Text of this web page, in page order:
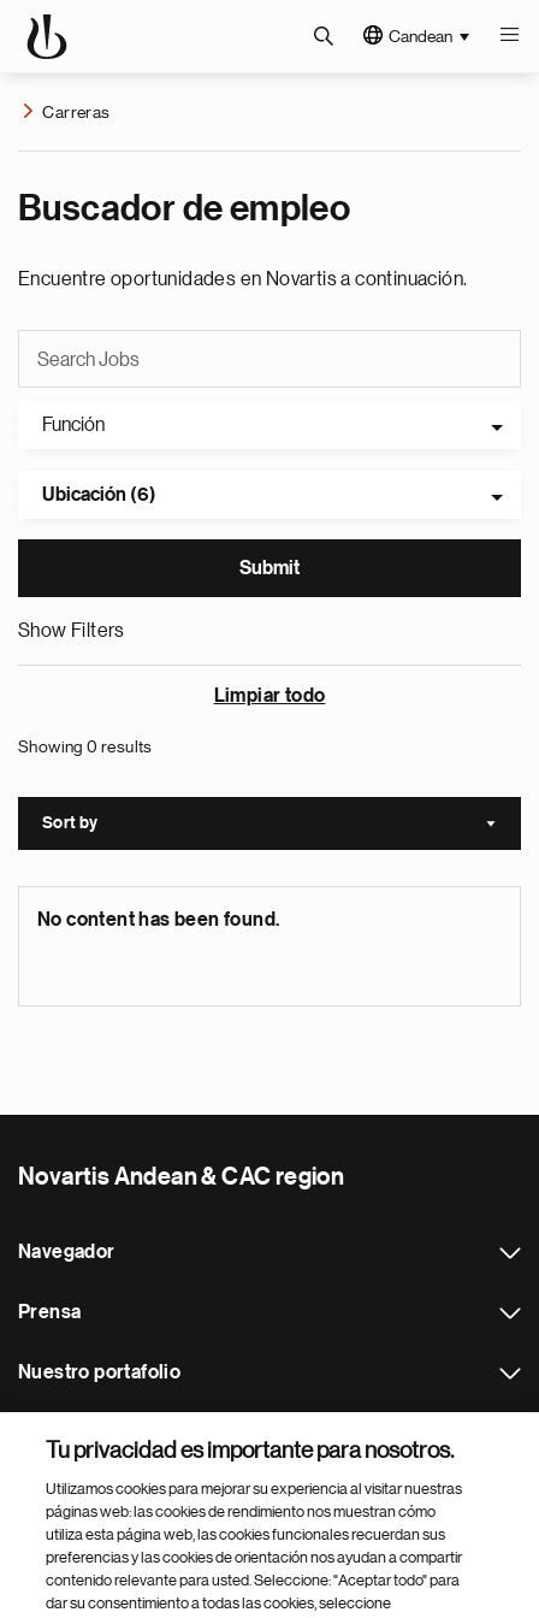
Candean
Carreras
Buscador de empleo
Encuentre oportunidades en Novartis a continuación.
Función
Ubicación (6)
Show Filters
Limpiar todo
Showing 0 results
Sort by Sort
No content has been found.
Novartis Andean & CAC region
Navegador
Prensa
Nuestro portafolio
Footer Site Search
Tu privacidad es importante para nosotros.
Utilizamos cookies para mejorar su experiencia al visitar nuestras
páginas web: las cookies de rendimiento nos muestran cómo
utiliza esta página web, las cookies funcionales recuerdan sus
preferencias y las cookies de orientación nos ayudan a compartir
contenido relevante para usted. Seleccione: "Aceptar todo" para
dar su consentimiento a todas las cookies, seleccione